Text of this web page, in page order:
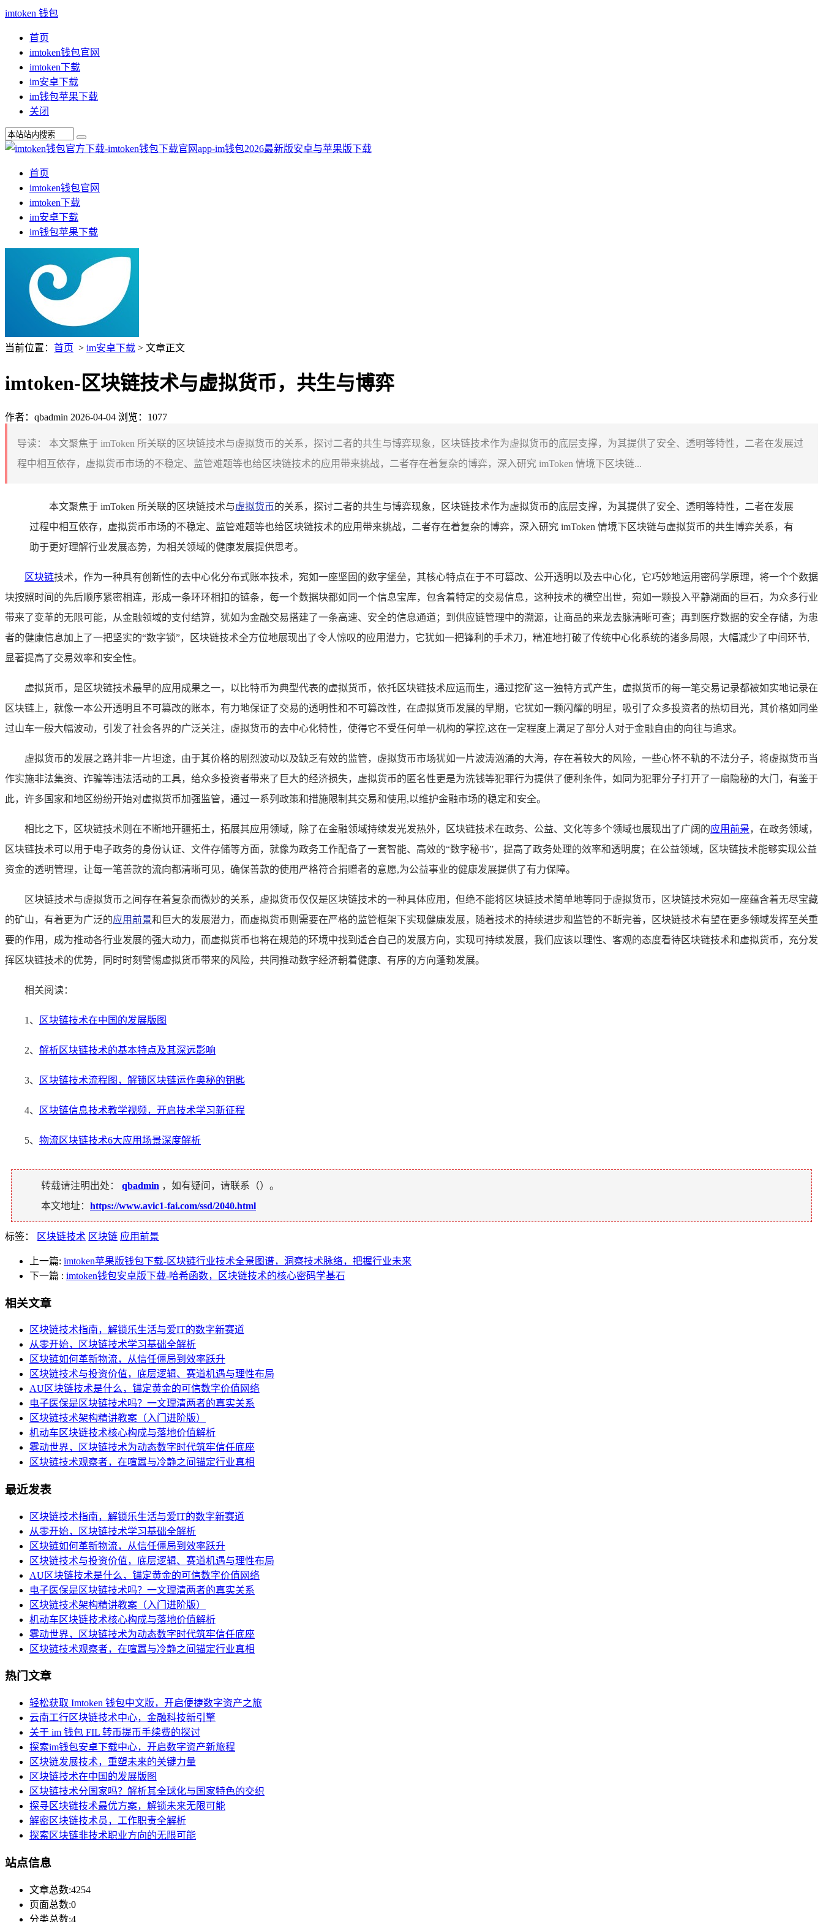
imtoken 钱包
首页
imtoken钱包官网
imtoken下载
im安卓下载
im钱包苹果下载
关闭
首页
imtoken钱包官网
imtoken下载
im安卓下载
im钱包苹果下载
当前位置： 首页 > im安卓下载 > 文章正文
imtoken-区块链技术与虚拟货币，共生与博弈
作者：qbadmin 2026-04-04 浏览：1077
导读：
本文聚焦于 imToken 所关联的区块链技术与虚拟货币的关系，探讨二者的共生与博弈现象，区块链技术作为虚拟货币的底层支撑，为其提供了安全、透明等特性，二者在发展过
程中相互依存，虚拟货币市场的不稳定、监管难题等也给区块链技术的应用带来挑战，二者存在着复杂的博弈，深入研究 imToken 情境下区块链...
本文聚焦于 imToken 所关联的区块链技术与虚拟货币的关系，探讨二者的共生与博弈现象，区块链技术作为虚拟货币的底层支撑，为其提供了安全、透明等特性，二者在发展
过程中相互依存，虚拟货币市场的不稳定、监管难题等也给区块链技术的应用带来挑战，二者存在着复杂的博弈，深入研究 imToken 情境下区块链与虚拟货币的共生博弈关系，有
助于更好理解行业发展态势，为相关领域的健康发展提供思考。
区块链技术，作为一种具有创新性的去中心化分布式账本技术，宛如一座坚固的数字堡垒，其核心特点在于不可篡改、公开透明以及去中心化，它巧妙地运用密码学原理，将一个个数据
块按照时间的先后顺序紧密相连，形成一条环环相扣的链条，每一个数据块都如同一个信息宝库，包含着特定的交易信息，这种技术的横空出世，宛如一颗投入平静湖面的巨石，为众多行业
带来了变革的无限可能，从金融领域的支付结算，犹如为金融交易搭建了一条高速、安全的信息通道；到供应链管理中的溯源，让商品的来龙去脉清晰可查；再到医疗数据的安全存储，为患
者的健康信息加上了一把坚实的“数字锁”，区块链技术全方位地展现出了令人惊叹的应用潜力，它犹如一把锋利的手术刀，精准地打破了传统中心化系统的诸多局限，大幅减少了中间环节,
显著提高了交易效率和安全性。
虚拟货币，是区块链技术最早的应用成果之一，以比特币为典型代表的虚拟货币，依托区块链技术应运而生，通过挖矿这一独特方式产生，虚拟货币的每一笔交易记录都被如实地记录在
区块链上，就像一本公开透明且不可篡改的账本，有力地保证了交易的透明性和不可篡改性，在虚拟货币发展的早期，它犹如一颗闪耀的明星，吸引了众多投资者的热切目光，其价格如同坐
过山车一般大幅波动，引发了社会各界的广泛关注，虚拟货币的去中心化特性，使得它不受任何单一机构的掌控,这在一定程度上满足了部分人对于金融自由的向往与追求。
虚拟货币的发展之路并非一片坦途，由于其价格的剧烈波动以及缺乏有效的监管，虚拟货币市场犹如一片波涛汹涌的大海，存在着较大的风险，一些心怀不轨的不法分子，将虚拟货币当
作实施非法集资、诈骗等违法活动的工具，给众多投资者带来了巨大的经济损失，虚拟货币的匿名性更是为洗钱等犯罪行为提供了便利条件，如同为犯罪分子打开了一扇隐秘的大门，有鉴于
此，许多国家和地区纷纷开始对虚拟货币加强监管，通过一系列政策和措施限制其交易和使用,以维护金融市场的稳定和安全。
相比之下，区块链技术则在不断地开疆拓土，拓展其应用领域，除了在金融领域持续发光发热外，区块链技术在政务、公益、文化等多个领域也展现出了广阔的应用前景，在政务领域，
区块链技术可以用于电子政务的身份认证、文件存储等方面，就像为政务工作配备了一套智能、高效的“数字秘书”，提高了政务处理的效率和透明度；在公益领域，区块链技术能够实现公益
资金的透明管理，让每一笔善款的流向都清晰可见，确保善款的使用严格符合捐赠者的意愿,为公益事业的健康发展提供了有力保障。
区块链技术与虚拟货币之间存在着复杂而微妙的关系，虚拟货币仅仅是区块链技术的一种具体应用，但绝不能将区块链技术简单地等同于虚拟货币，区块链技术宛如一座蕴含着无尽宝藏
的矿山，有着更为广泛的应用前景和巨大的发展潜力，而虚拟货币则需要在严格的监管框架下实现健康发展，随着技术的持续进步和监管的不断完善，区块链技术有望在更多领域发挥至关重
要的作用，成为推动各行业发展的强大动力，而虚拟货币也将在规范的环境中找到适合自己的发展方向，实现可持续发展，我们应该以理性、客观的态度看待区块链技术和虚拟货币，充分发
挥区块链技术的优势，同时时刻警惕虚拟货币带来的风险，共同推动数字经济朝着健康、有序的方向蓬勃发展。
相关阅读：
1、 区块链技术在中国的发展版图
2、 解析区块链技术的基本特点及其深远影响
3、 区块链技术流程图，解锁区块链运作奥秘的钥匙
4、 区块链信息技术教学视频，开启技术学习新征程
5、 物流区块链技术6大应用场景深度解析
转载请注明出处： qbadmin ，如有疑问，请联系（）。
本文地址： https://www.avic1-fai.com/ssd/2040.html
标签： 区块链技术 区块链 应用前景
上一篇: imtoken苹果版钱包下载-区块链行业技术全景图谱，洞察技术脉络，把握行业未来
下一篇 : imtoken钱包安卓版下载-哈希函数，区块链技术的核心密码学基石
相关文章
区块链技术指南，解锁乐生活与爱IT的数字新赛道
从零开始，区块链技术学习基础全解析
区块链如何革新物流，从信任僵局到效率跃升
区块链技术与投资价值，底层逻辑、赛道机遇与理性布局
AU区块链技术是什么，锚定黄金的可信数字价值网络
电子医保是区块链技术吗？一文理清两者的真实关系
区块链技术架构精讲教案（入门进阶版）
机动车区块链技术核心构成与落地价值解析
雾动世界，区块链技术为动态数字时代筑牢信任底座
区块链技术观察者，在喧嚣与冷静之间锚定行业真相
最近发表
区块链技术指南，解锁乐生活与爱IT的数字新赛道
从零开始，区块链技术学习基础全解析
区块链如何革新物流，从信任僵局到效率跃升
区块链技术与投资价值，底层逻辑、赛道机遇与理性布局
AU区块链技术是什么，锚定黄金的可信数字价值网络
电子医保是区块链技术吗？一文理清两者的真实关系
区块链技术架构精讲教案（入门进阶版）
机动车区块链技术核心构成与落地价值解析
雾动世界，区块链技术为动态数字时代筑牢信任底座
区块链技术观察者，在喧嚣与冷静之间锚定行业真相
热门文章
轻松获取 Imtoken 钱包中文版，开启便捷数字资产之旅
云南工行区块链技术中心，金融科技新引擎
关于 im 钱包 FIL 转币提币手续费的探讨
探索im钱包安卓下载中心，开启数字资产新旅程
区块链发展技术，重塑未来的关键力量
区块链技术在中国的发展版图
区块链技术分国家吗？解析其全球化与国家特色的交织
探寻区块链技术最优方案，解锁未来无限可能
解密区块链技术员，工作职责全解析
探索区块链非技术职业方向的无限可能
站点信息
文章总数:4254
页面总数:0
分类总数:4